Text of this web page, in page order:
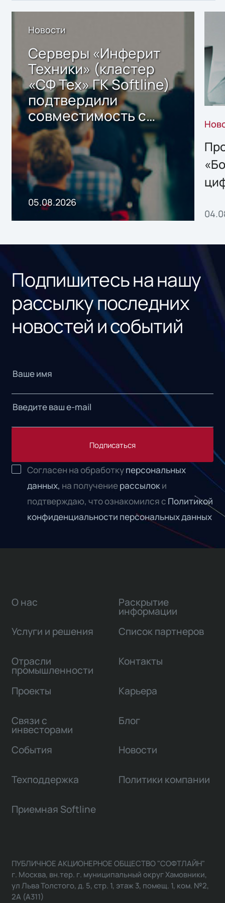
Новости
Серверы «Инферит
Техники» (кластер
«СФ Тех» ГК Softline)
подтвердили
совместимость с
решением Sharx
Storage 2.x для
хранения данных
05.08.2026
Подпишитесь на нашу
рассылку последних
новостей и событий
Подписаться
Согласен на обработкуперсональных
данных, на получениерассылоки
подтверждаю, что ознакомился с Политикой
конфиденциальности персональных данных
О нас
Услуги и решения
Отрасли
промышленности
Проекты
Связи с
инвесторами
Раскрытие
информации
Список партнеров
Контакты
Карьера
Блог
События Новости
Техподдержка Политики компании
Приемная Softline
ПУБЛИЧНОЕ АКЦИОНЕРНОЕ ОБЩЕСТВО "СОФТЛАЙН"
г. Москва, вн.тер. г. муниципальный округ Хамовники,
ул Льва Толстого, д. 5, стр. 1, этаж 3, помещ. 1, ком. №2,
2А (А311)